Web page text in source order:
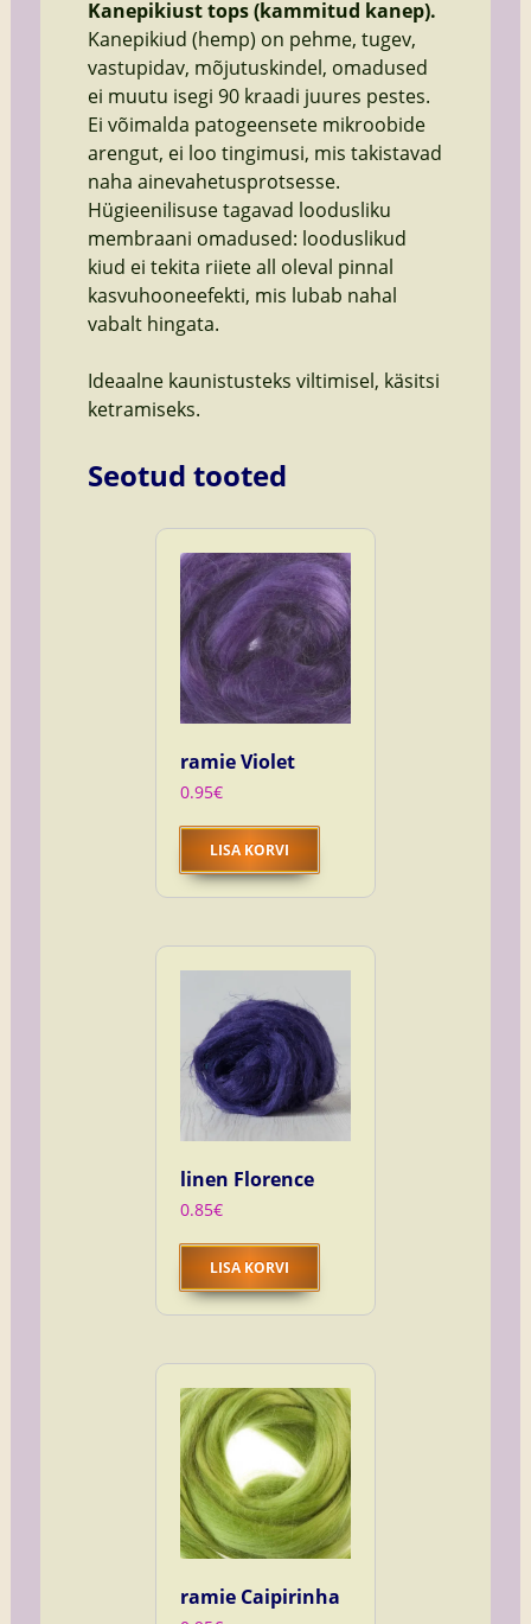
Kanepikiust tops (kammitud kanep).
Kanepikiud (hemp) on pehme, tugev,
vastupidav, mõjutuskindel, omadused
ei muutu isegi 90 kraadi juures pestes.
Ei võimalda patogeensete mikroobide
arengut, ei loo tingimusi, mis takistavad
naha ainevahetusprotsesse.
Hügieenilisuse tagavad loodusliku
membraani omadused: looduslikud
kiud ei tekita riiete all oleval pinnal
kasvuhooneefekti, mis lubab nahal
vabalt hingata.
Ideaalne kaunistusteks viltimisel, käsitsi
ketramiseks.
Seotud tooted
ramie Violet
0.95€
LISA KORVI
linen Florence
0.85€
LISA KORVI
ramie Caipirinha